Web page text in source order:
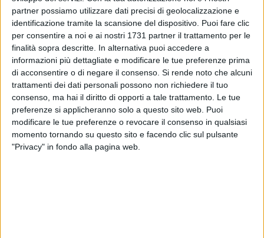
partner possiamo utilizzare dati precisi di geolocalizzazione e
identificazione tramite la scansione del dispositivo. Puoi fare clic
per consentire a noi e ai nostri 1731 partner il trattamento per le
finalità sopra descritte. In alternativa puoi accedere a
informazioni più dettagliate e modificare le tue preferenze prima
di acconsentire o di negare il consenso. Si rende noto che alcuni
trattamenti dei dati personali possono non richiedere il tuo
consenso, ma hai il diritto di opporti a tale trattamento. Le tue
preferenze si applicheranno solo a questo sito web. Puoi
modificare le tue preferenze o revocare il consenso in qualsiasi
momento tornando su questo sito e facendo clic sul pulsante
"Privacy" in fondo alla pagina web.
CORATO - 9 GENNAIO 2020
NMC, tutto pronto per il big match contro la
capolista
CORATO - 6 GENNAIO 2020
Basket Corato, la prima dell'anno è una
sconfitta
CORATO - 6 GENNAIO 2020
La NMC comincia il 2020 col botto